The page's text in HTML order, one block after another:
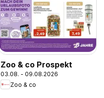
Zoo & co Prospekt
03.08. - 09.08.2026
Zoo & co